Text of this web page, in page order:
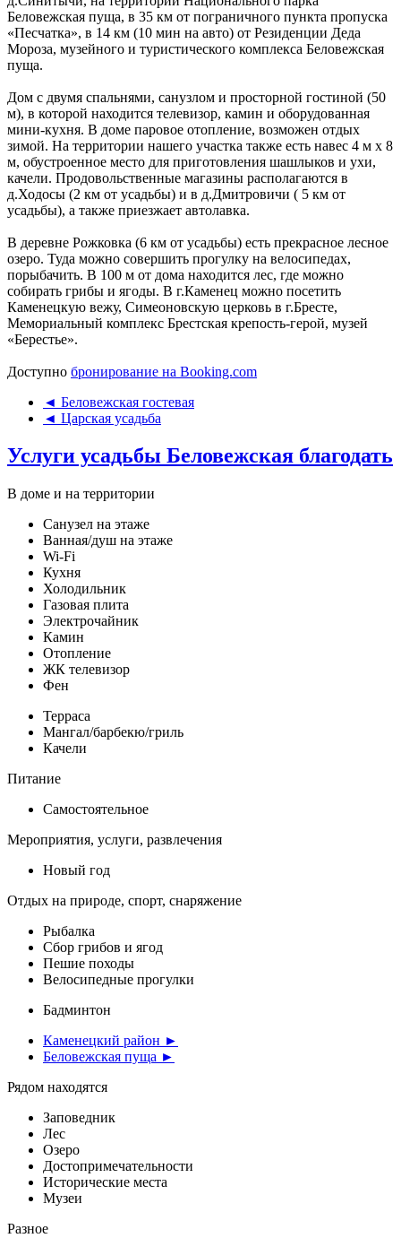
Беловежская пуща, в 35 км от пограничного пункта пропуска
«Песчатка», в 14 км (10 мин на авто) от Резиденции Деда
Мороза, музейного и туристического комплекса Беловежская
пуща.
Дом с двумя спальнями, санузлом и просторной гостиной (50
м), в которой находится телевизор, камин и оборудованная
мини-кухня. В доме паровое отопление, возможен отдых
зимой. На территории нашего участка также есть навес 4 м х 8
м, обустроенное место для приготовления шашлыков и ухи,
качели. Продовольственные магазины располагаются в
д.Ходосы (2 км от усадьбы) и в д.Дмитровичи ( 5 км от
усадьбы), а также приезжает автолавка.
В деревне Рожковка (6 км от усадьбы) есть прекрасное лесное
озеро. Туда можно совершить прогулку на велосипедах,
порыбачить. В 100 м от дома находится лес, где можно
собирать грибы и ягоды. В г.Каменец можно поcетить
Каменецкую вежу, Симеоновскую церковь в г.Бресте,
Мемориальный комплекс Брестская крепость-герой, музей
«Берестье».
Доступно бронирование на Booking.com
◄ Беловежская гостевая
◄ Царская усадьба
Услуги усадьбы Беловежская благодать
В доме и на территории
Санузел на этаже
Ванная/душ на этаже
Wi-Fi
Кухня
Холодильник
Газовая плита
Электрочайник
Камин
Отопление
ЖК телевизор
Фен
Терраса
Мангал/барбекю/гриль
Качели
Питание
Самостоятельное
Мероприятия, услуги, развлечения
Новый год
Отдых на природе, спорт, снаряжение
Рыбалка
Сбор грибов и ягод
Пешие походы
Велосипедные прогулки
Бадминтон
Каменецкий район ►
Беловежская пуща ►
Рядом находятся
Заповедник
Лес
Озеро
Достопримечательности
Исторические места
Музеи
Разное